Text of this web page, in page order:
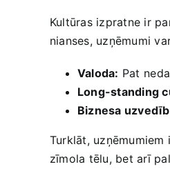
Kultūras izpratne ir
nianses, uzņēmumi
Valoda: Pat⁤
Long-standing
Biznesa
Turklāt,
zīmola tēlu, bet arī